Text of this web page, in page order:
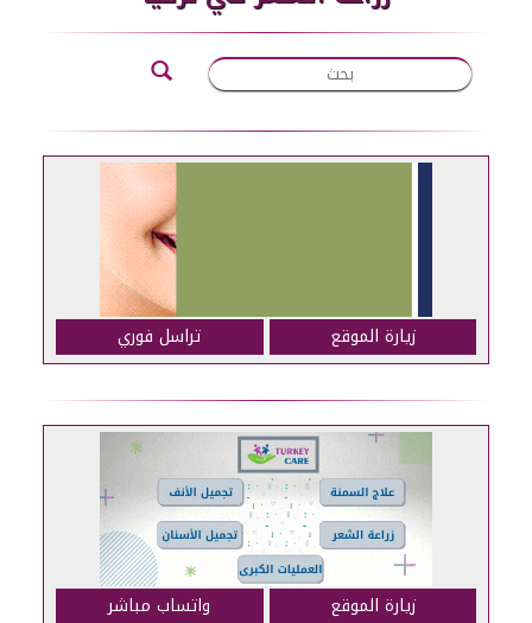
زيارة الموقع تراسل فوري
زيارة الموقع واتساب مباشر